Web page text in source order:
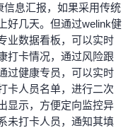
信息汇报，如果采用传统
好几天。但通过welink健
业数据看板，可以实时
打卡情况，通过风险跟
过健康专员，可以实时
卡人员名单，进行二次
显示，方便定向监控异
未打卡人员，通知其填